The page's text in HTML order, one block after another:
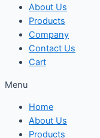
About Us
Products
Company
Contact Us
Cart
Menu
Home
About Us
Products